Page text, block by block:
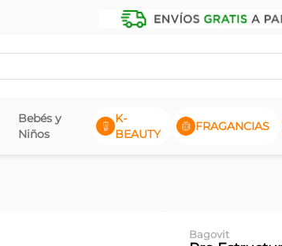
Bebés y
Niños
K-
BEAUTY
FRAGANCIAS
Bagovit